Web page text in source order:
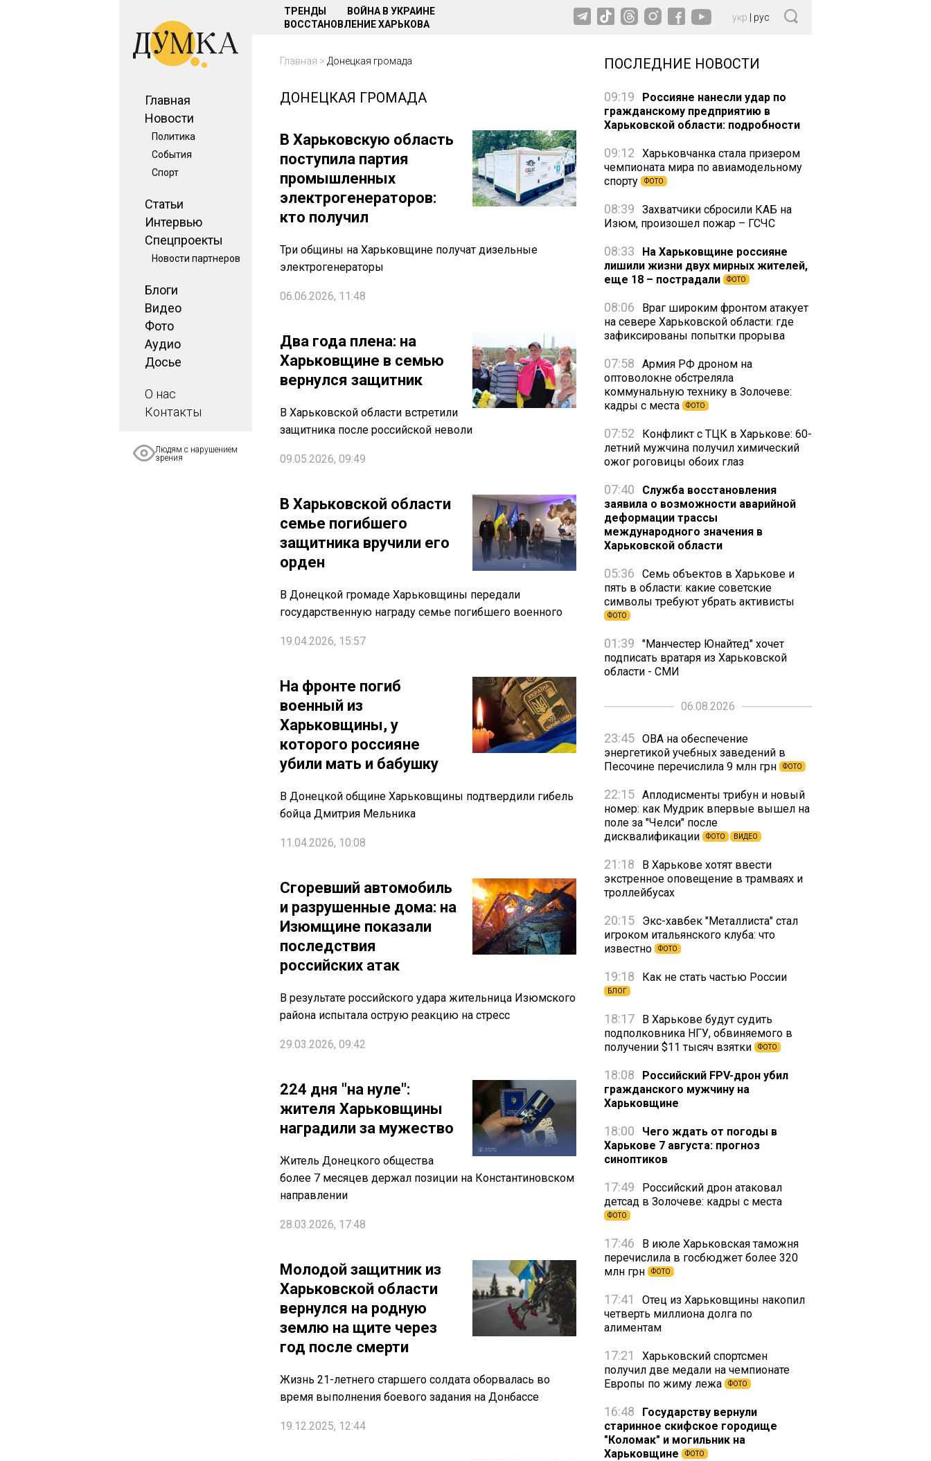
Главная
Новости
Политика
События
Спорт
Статьи
Интервью
Спецпроекты
Новости партнеров
Блоги
Видео
Фото
Аудио
Досье
О нас
Контакты
Людям с нарушением
зрения
ТРЕНДЫ
ВОЙНА В УКРАИНЕ
ВОССТАНОВЛЕНИЕ ХАРЬКОВА
укр рус
Главная > Донецкая громада
ДОНЕЦКАЯ ГРОМАДА
В Харьковскую область
поступила партия
промышленных
электрогенераторов:
кто получил
Три общины на Харьковщине получат дизельные
электрогенераторы
06.06.2026, 11:48
Два года плена: на
Харьковщине в семью
вернулся защитник
В Харьковской области встретили
защитника после российской неволи
09.05.2026, 09:49
В Харьковской области
семье погибшего
защитника вручили его
орден
В Донецкой громаде Харьковщины передали
государственную награду семье погибшего военного
19.04.2026, 15:57
На фронте погиб
военный из
Харьковщины, у
которого россияне
убили мать и бабушку
В Донецкой общине Харьковщины подтвердили гибель
бойца Дмитрия Мельника
11.04.2026, 10:08
Сгоревший автомобиль
и разрушенные дома: на
Изюмщине показали
последствия
российских атак
В результате российского удара жительница Изюмского
района испытала острую реакцию на стресс
29.03.2026, 09:42
224 дня "на нуле":
жителя Харьковщины
наградили за мужество
Житель Донецкого общества
более 7 месяцев держал позиции на Константиновском
направлении
28.03.2026, 17:48
Молодой защитник из
Харьковской области
вернулся на родную
землю на щите через
год после смерти
Жизнь 21-летнего старшего солдата оборвалась во
время выполнения боевого задания на Донбассе
19.12.2025, 12:44
ПОСЛЕДНИЕ НОВОСТИ
09:19
Россияне нанесли удар по
гражданскому предприятию в
Харьковской области: подробности
09:12
Харьковчанка стала призером
чемпионата мира по авиамодельному
спорту
ФОТО
08:39
Захватчики сбросили КАБ на
Изюм, произошел пожар – ГСЧС
08:33
На Харьковщине россияне
лишили жизни двух мирных жителей,
еще 18 – пострадали
ФОТО
08:06
Враг широким фронтом атакует
на севере Харьковской области: где
зафиксированы попытки прорыва
07:58
Армия РФ дроном на
оптоволокне обстреляла
коммунальную технику в Золочеве:
кадры с места
ФОТО
07:52
Конфликт с ТЦК в Харькове: 60-
летний мужчина получил химический
ожог роговицы обоих глаз
07:40
Служба восстановления
заявила о возможности аварийной
деформации трассы
международного значения в
Харьковской области
05:36
Семь объектов в Харькове и
пять в области: какие советские
символы требуют убрать активисты
ФОТО
01:39
"Манчестер Юнайтед" хочет
подписать вратаря из Харьковской
области - СМИ
06.08.2026
23:45 ОВА на обеспечение
энергетикой учебных заведений в
Песочине перечислила 9 млн грн
ФОТО
22:15 Аплодисменты трибун и новый
номер: как Мудрик впервые вышел на
поле за "Челси" после
дисквалификации
ФОТО ВИДЕО
21:18
В Харькове хотят ввести
экстренное оповещение в трамваях и
троллейбусах
20:15
Экс-хавбек "Металлиста" стал
игроком итальянского клуба: что
известно
ФОТО
19:18 Как не стать частью России
БЛОГ
18:17
В Харькове будут судить
подполковника НГУ, обвиняемого в
получении $11 тысяч взятки
ФОТО
18:08
Российский FPV-дрон убил
гражданского мужчину на
Харьковщине
18:00
Чего ждать от погоды в
Харькове 7 августа: прогноз
синоптиков
17:49
Российский дрон атаковал
детсад в Золочеве: кадры с места
ФОТО
17:46
В июле Харьковская таможня
перечислила в госбюджет более 320
млн грн
ФОТО
17:41
Отец из Харьковщины накопил
четверть миллиона долга по
алиментам
17:21
Харьковский спортсмен
получил две медали на чемпионате
Европы по жиму лежа
ФОТО
16:48
Государству вернули
старинное скифское городище
"Коломак" и могильник на
Харьковщине
ФОТО